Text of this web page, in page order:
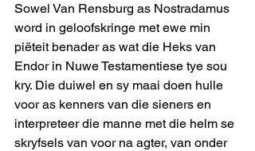
Sowel Van Rensburg as Nostradamus
word in geloofskringe met ewe min
piëteit benader as wat die Heks van
Endor in Nuwe Testamentiese tye sou
kry. Die duiwel en sy maai doen hulle
voor as kenners van die sieners en
interpreteer die manne met die helm se
skryfsels van voor na agter, van onder